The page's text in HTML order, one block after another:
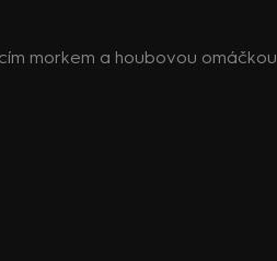
morkem a houbovou omáčkou